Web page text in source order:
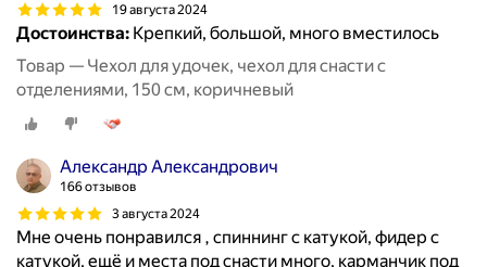
19 августа 2024
Достоинства: Крепкий, большой, много вместилось
Товар — Чехол для удочек, чехол для снасти с
отделениями, 150 см, коричневый
Александр Александрович
166 отзывов
3 августа 2024
Мне очень понравился , спиннинг с катукой, фидер с
катукой, ещё и места под снасти много, карманчик под